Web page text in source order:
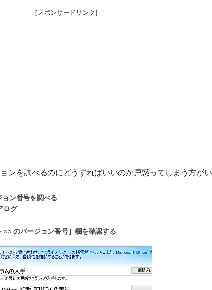
［スポンサードリンク］
ンを調べるのにどうすればいいのか戸惑ってしまう方がい
ン番号を調べる
ログ
のバージョン番号］欄を確認する